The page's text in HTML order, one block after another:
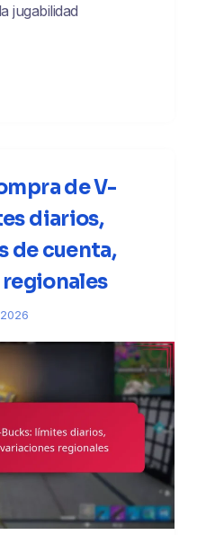
jugabilidad
de V-
diarios,
de cuenta,